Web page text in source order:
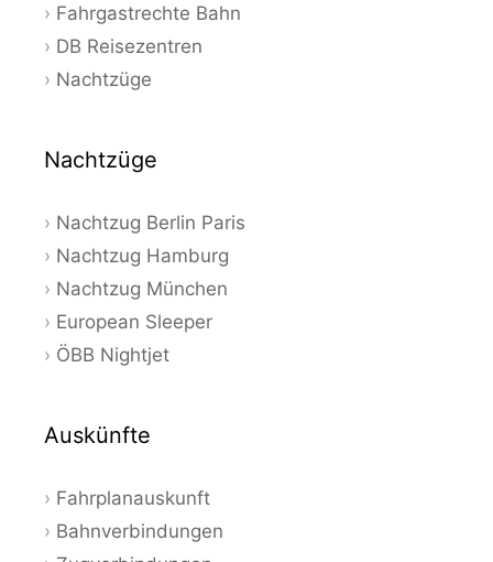
Fahrgastrechte Bahn
DB Reisezentren
Nachtzüge
Nachtzüge
Nachtzug Berlin Paris
Nachtzug Hamburg
Nachtzug München
European Sleeper
ÖBB Nightjet
Auskünfte
Fahrplanauskunft
Bahnverbindungen